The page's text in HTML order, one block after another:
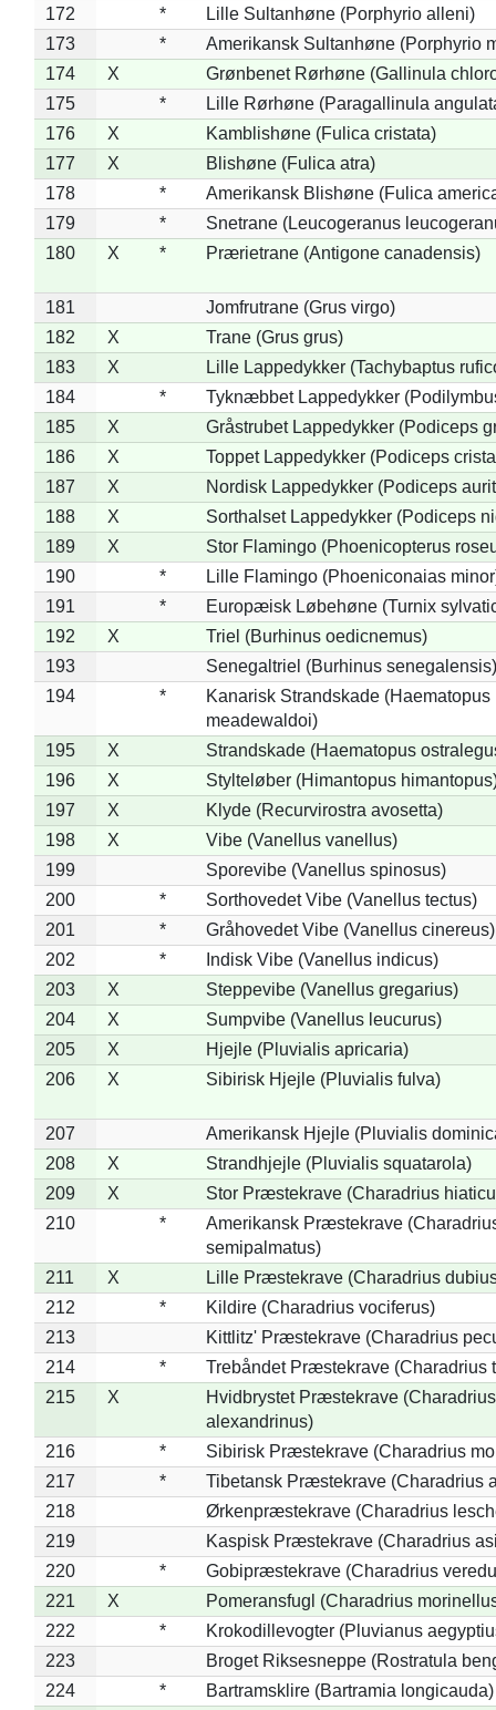
172
*
Lille Sultanhøne (Porphyrio alleni)
173
*
Amerikansk Sultanhøne (Porphyrio
174
X
Grønbenet Rørhøne (Gallinula
175
*
Lille Rørhøne (Paragallinula
176
X
Kamblishøne (Fulica cristata)
177
X
Blishøne (Fulica atra)
178
*
Amerikansk Blishøne (Fulica
179
*
Snetrane (Leucogeranus
180
X * Prærietrane (Antigone canadensis)
181
Jomfrutrane (Grus virgo)
182
X
Trane (Grus grus)
183
X
Lille Lappedykker (Tachybaptus
184
*
Tyknæbbet Lappedykker
185
X
Gråstrubet Lappedykker (Podiceps
186
X
Toppet Lappedykker (Podiceps
187
X
Nordisk Lappedykker (Podiceps
188
X
Sorthalset Lappedykker (Podiceps
189
X
Stor Flamingo (Phoenicopterus
190
*
Lille Flamingo (Phoeniconaias
191
*
Europæisk Løbehøne (Turnix
192
X
Triel (Burhinus oedicnemus)
193
Senegaltriel (Burhinus senegalensis)
194
*
Kanarisk Strandskade (Haematopus
meadewaldoi)
195
X
Strandskade (Haematopus
196
X
Stylteløber (Himantopus
197
X
Klyde (Recurvirostra avosetta)
198
X
Vibe (Vanellus vanellus)
199
Sporevibe (Vanellus spinosus)
200
*
Sorthovedet Vibe (Vanellus tectus)
201
*
Gråhovedet Vibe (Vanellus cinereus)
202
*
Indisk Vibe (Vanellus indicus)
203
X
Steppevibe (Vanellus gregarius)
204
X
Sumpvibe (Vanellus leucurus)
205
X
Hjejle (Pluvialis apricaria)
206
X Sibirisk Hjejle (Pluvialis fulva)
207
Amerikansk Hjejle (Pluvialis
208
X
Strandhjejle (Pluvialis squatarola)
209
X
Stor Præstekrave (Charadrius
210
*
Amerikansk Præstekrave
semipalmatus)
211
X
Lille Præstekrave (Charadrius
212
*
Kildire (Charadrius vociferus)
213
Kittlitz' Præstekrave (Charadrius
214
*
Trebåndet Præstekrave (Charadrius
215
X
Hvidbrystet Præstekrave (Charadrius
alexandrinus)
216
*
Sibirisk Præstekrave (Charadrius
217
*
Tibetansk Præstekrave (Charadrius
218
Ørkenpræstekrave (Charadrius
219
Kaspisk Præstekrave (Charadrius
220
*
Gobipræstekrave (Charadrius
221
X
Pomeransfugl (Charadrius
222
*
Krokodillevogter (Pluvianus
223
Broget Riksesneppe (Rostratula
224
* Bartramsklire (Bartramia longicauda)